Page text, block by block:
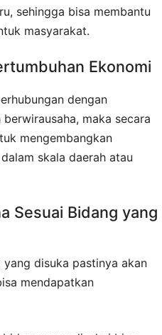
sehingga bisa membantu
masyarakat.
Ekonomi
dengan
maka secara
mengembangkan
skala daerah atau
Sesuai Bidang yang
disuka pastinya akan
mendapatkan